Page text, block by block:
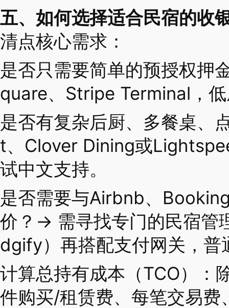
五、如何选择适合民宿的收
清点核心需求：
是否只需要简单的预授权押
quare、Stripe Terminal，
是否有复杂后厨、多餐桌、
t、Clover Dining或
试中文支持。
是否需要与Airbnb、
价？→ 需寻找专门的民宿管
dgify）再搭配支付网关，普
计算总持有成本（TCO）：
件购买/租赁费、每笔交易费